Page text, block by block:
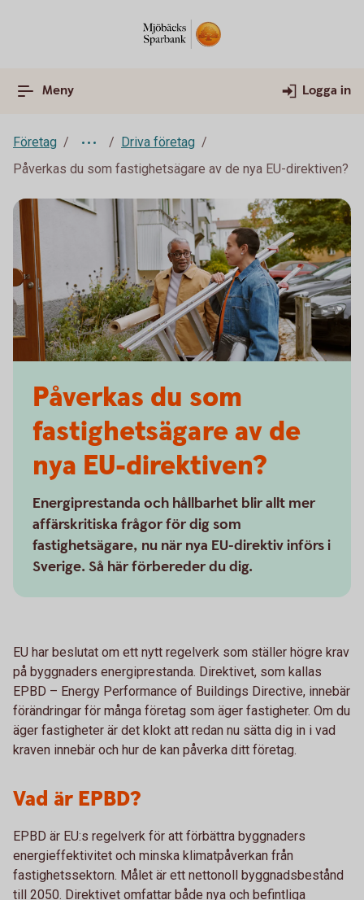
Meny Logga in
Företag
Driva företag
Påverkas du som fastighetsägare av de nya EU-direktiven?
Påverkas du som
fastighetsägare av de
nya EU-direktiven?
Energiprestanda och hållbarhet blir allt mer
affärskritiska frågor för dig som
fastighetsägare, nu när nya EU-direktiv införs i
Sverige. Så här förbereder du dig.
EU har beslutat om ett nytt regelverk som ställer högre krav
på byggnaders energiprestanda. Direktivet, som kallas
EPBD – Energy Performance of Buildings Directive, innebär
förändringar för många företag som äger fastigheter. Om du
äger fastigheter är det klokt att redan nu sätta dig in i vad
kraven innebär och hur de kan påverka ditt företag.
Vad är EPBD?
EPBD är EU:s regelverk för att förbättra byggnaders
energieffektivitet och minska klimatpåverkan från
fastighetssektorn. Målet är ett nettonoll byggnadsbestånd
till 2050. Direktivet omfattar både nya och befintliga